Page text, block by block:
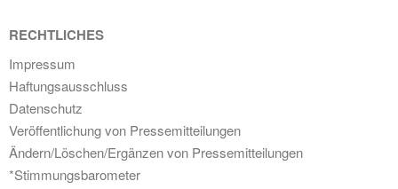
RECHTLICHES
Impressum
Haftungsausschluss
Datenschutz
Veröffentlichung von Pressemitteilungen
Ändern/Löschen/Ergänzen von Pressemitteilungen
*Stimmungsbarometer